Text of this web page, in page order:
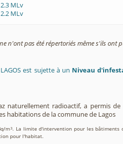
MLv
MLv
n'ont pas été répertoriés même s'ils ont
LAGOS est sujette à un Niveau
naturellement radioactif, a permis
habitations de la commune de Lagos
m3. La limite d'intervention pour les bâtiments
pour l'habitat.